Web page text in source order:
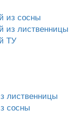
из сосны
из лиственницы
ТУ
лиственницы
сосны